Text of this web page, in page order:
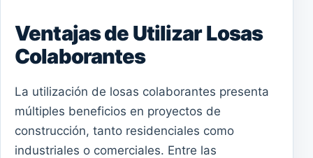
Ventajas de Utilizar Losas
Colaborantes
La utilización de losas colaborantes presenta
múltiples beneficios en proyectos de
construcción, tanto residenciales como
industriales o comerciales. Entre las